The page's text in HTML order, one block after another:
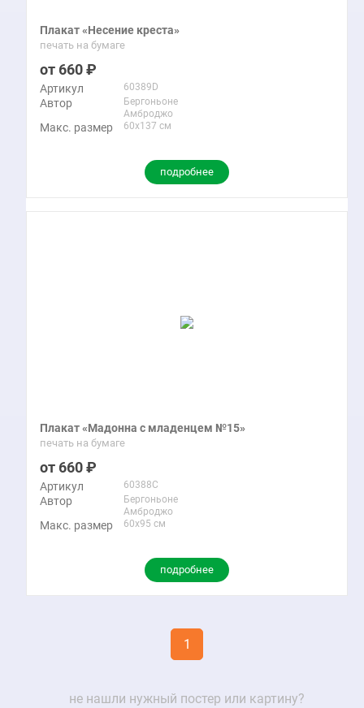
Плакат «Несение креста»
печать на бумаге
660
Артикул 60389D
Автор
Бергоньоне
Амброджо
Макс. размер 60x137 см
подробнее
Плакат «Мадонна с младенцем №15»
печать на бумаге
660
Артикул 60388C
Автор
Бергоньоне
Амброджо
Макс. размер 60x95 см
подробнее
1
не нашли нужный постер или картину?